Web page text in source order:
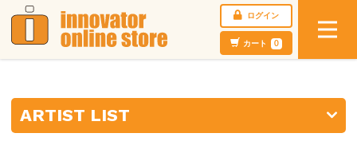
ログイン
カート 0
ARTIST LIST